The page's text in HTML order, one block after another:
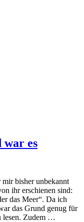
war es
bisher unbekannt
ihr erschienen sind:
das Meer“. Da ich
das Grund genug für
lesen. Zudem …